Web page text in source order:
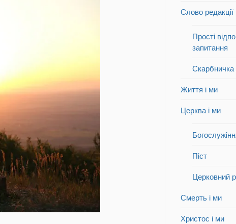
Слово редакції
Прості
запитання
Скарбничка
Життя і ми
Церква і ми
Піст
Церковний
Смерть і ми
Христос і ми